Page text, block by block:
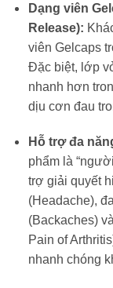
Dạng viên
Release):
viên Gelcaps
Đặc biệt, lớp
nhanh hơn
dịu cơn đau
Hỗ trợ đa
phẩm là
trợ giải quyết
(Headache),
(Backaches)
Pain of
nhanh chóng